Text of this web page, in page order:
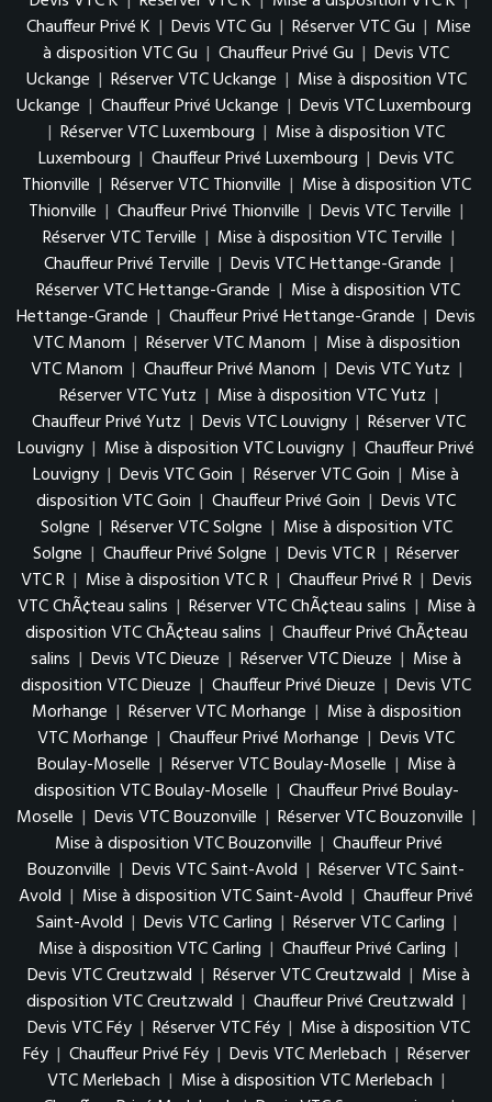
Chauffeur Privé K | Devis VTC Gu | Réserver VTC Gu | Mise
à disposition VTC Gu | Chauffeur Privé Gu | Devis VTC
Uckange | Réserver VTC Uckange | Mise à disposition VTC
Uckange | Chauffeur Privé Uckange | Devis VTC Luxembourg
| Réserver VTC Luxembourg | Mise à disposition VTC
Luxembourg | Chauffeur Privé Luxembourg | Devis VTC
Thionville | Réserver VTC Thionville | Mise à disposition VTC
Thionville | Chauffeur Privé Thionville | Devis VTC Terville |
Réserver VTC Terville | Mise à disposition VTC Terville |
Chauffeur Privé Terville | Devis VTC Hettange-Grande |
Réserver VTC Hettange-Grande | Mise à disposition VTC
Hettange-Grande | Chauffeur Privé Hettange-Grande | Devis
VTC Manom | Réserver VTC Manom | Mise à disposition
VTC Manom | Chauffeur Privé Manom | Devis VTC Yutz |
Réserver VTC Yutz | Mise à disposition VTC Yutz |
Chauffeur Privé Yutz | Devis VTC Louvigny | Réserver VTC
Louvigny | Mise à disposition VTC Louvigny | Chauffeur Privé
Louvigny | Devis VTC Goin | Réserver VTC Goin | Mise à
disposition VTC Goin | Chauffeur Privé Goin | Devis VTC
Solgne | Réserver VTC Solgne | Mise à disposition VTC
Solgne | Chauffeur Privé Solgne | Devis VTC R | Réserver
VTC R | Mise à disposition VTC R | Chauffeur Privé R | Devis
VTC ChÃ¢teau salins | Réserver VTC ChÃ¢teau salins | Mise à
disposition VTC ChÃ¢teau salins | Chauffeur Privé ChÃ¢teau
salins | Devis VTC Dieuze | Réserver VTC Dieuze | Mise à
disposition VTC Dieuze | Chauffeur Privé Dieuze | Devis VTC
Morhange | Réserver VTC Morhange | Mise à disposition
VTC Morhange | Chauffeur Privé Morhange | Devis VTC
Boulay-Moselle | Réserver VTC Boulay-Moselle | Mise à
disposition VTC Boulay-Moselle | Chauffeur Privé Boulay-
Moselle | Devis VTC Bouzonville | Réserver VTC Bouzonville |
Mise à disposition VTC Bouzonville | Chauffeur Privé
Bouzonville | Devis VTC Saint-Avold | Réserver VTC Saint-
Avold | Mise à disposition VTC Saint-Avold | Chauffeur Privé
Saint-Avold | Devis VTC Carling | Réserver VTC Carling |
Mise à disposition VTC Carling | Chauffeur Privé Carling |
Devis VTC Creutzwald | Réserver VTC Creutzwald | Mise à
disposition VTC Creutzwald | Chauffeur Privé Creutzwald |
Devis VTC Féy | Réserver VTC Féy | Mise à disposition VTC
Féy | Chauffeur Privé Féy | Devis VTC Merlebach | Réserver
VTC Merlebach | Mise à disposition VTC Merlebach |